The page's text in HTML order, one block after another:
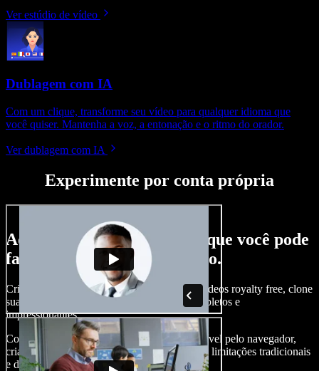
Ver estúdio de vídeo
Dublagem com IA
Com um clique, transforme seu vídeo para qualquer idioma que
você quiser. Mantenha a voz, a entonação e o ritmo do orador.
Ver dublagem com IA
Experimente por conta própria
Aqui vai só um gostinho do que você pode
fazer com o Speechify Studio.
Crie narrações, adicione imagens, áudios e vídeos royalty free, clone
sua voz e produza projetos audiovisuais completos e
impressionantes.
Com curva de aprendizado zero e tudo acessível pelo navegador,
criadores de conteúdo conseguem ir além das limitações tradicionais
e dar vida a todas as suas ideias.